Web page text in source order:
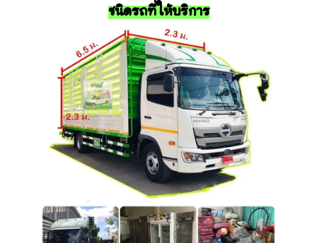
ชนิดรถที่ให้บริการ